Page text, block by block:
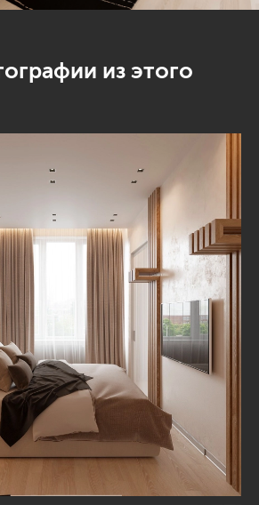
из этого